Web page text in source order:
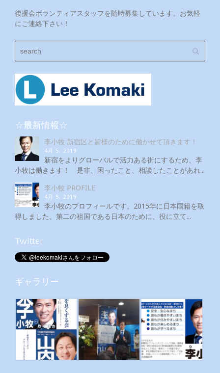
後援会ボランティアスタッフを随時募集しています。お気軽
にご連絡下さい！
☆最新情報☆
李小牧 新宿区と皆様のために働かせて頂きます！
4月 5, 2019
新宿をよりグローバルで活力ある街にするため、李
小牧は働きます！ 是非、困ったこと、相談したことがあれ...
李小牧 PROFILE
4月 5, 2019
李小牧のプロフィールです。2015年に日本国籍を取
得しました。第二の祖国である日本のために、役に立て...
Twitter
ギャラリー